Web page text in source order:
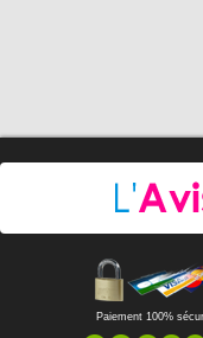
Paiement 100%